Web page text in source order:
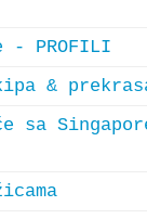
- PROFILI
&
Singapore